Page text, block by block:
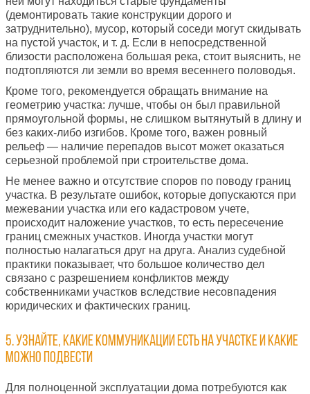
(демонтировать такие конструкции дорого и
затруднительно), мусор, который соседи могут скидывать
на пустой участок, и т. д. Если в непосредственной
близости расположена большая река, стоит выяснить, не
подтопляются ли земли во время весеннего половодья.
Кроме того, рекомендуется обращать внимание на
геометрию участка: лучше, чтобы он был правильной
прямоугольной формы, не слишком вытянутый в длину и
без каких-либо изгибов. Кроме того, важен ровный
рельеф — наличие перепадов высот может оказаться
серьезной проблемой при строительстве дома.
Не менее важно и отсутствие споров по поводу границ
участка. В результате ошибок, которые допускаются при
межевании участка или его кадастровом учете,
происходит наложение участков, то есть пересечение
границ смежных участков. Иногда участки могут
полностью налагаться друг на друга. Анализ судебной
практики показывает, что большое количество дел
связано с разрешением конфликтов между
собственниками участков вследствие несовпадения
юридических и фактических границ.
5. Узнайте, какие коммуникации есть на участке и какие
можно подвести
Для полноценной эксплуатации дома потребуются как